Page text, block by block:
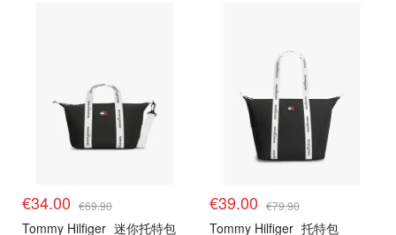
€34.00 €69.90
Tommy Hilfiger 迷你托特包
€39.00 €79.90
Tommy Hilfiger 托特包